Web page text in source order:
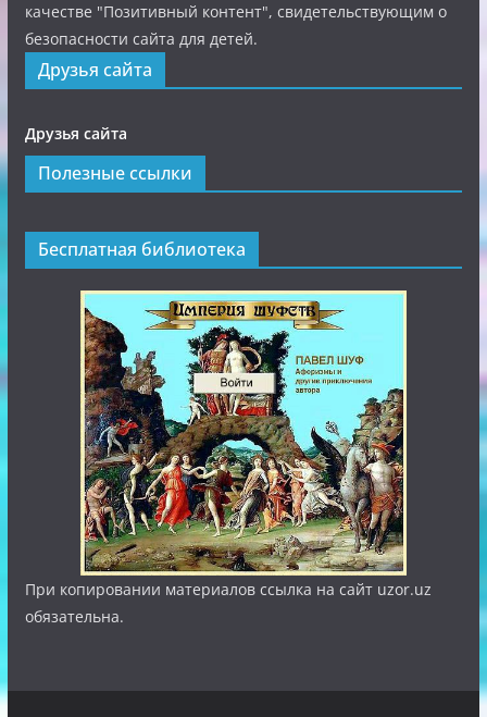
качестве "Позитивный контент", свидетельствующим о
безопасности сайта для детей.
Друзья сайта
Друзья сайта
Полезные ссылки
Бесплатная библиотека
При копировании материалов ссылка на сайт uzor.uz
обязательна.